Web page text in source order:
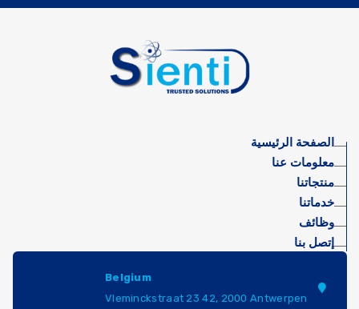
الصفحة الرئيسية
معلومات عنا
منتجاتنا
خدماتنا
وظائف
إتصل بنا
Belgium
Vleminckstraat 23 42, 2000 Antwerpen